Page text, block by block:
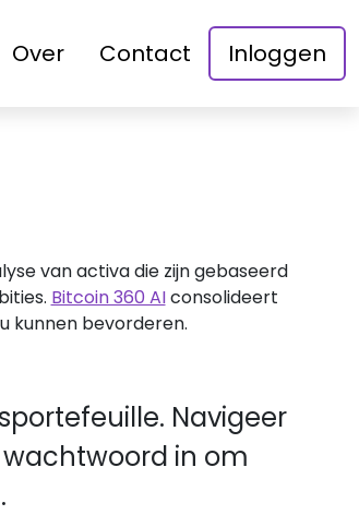
Over Contact Inloggen
van activa die zijn gebaseerd
Bitcoin 360 AIconsolideert
kunnen bevorderen.
Navigeer
in om